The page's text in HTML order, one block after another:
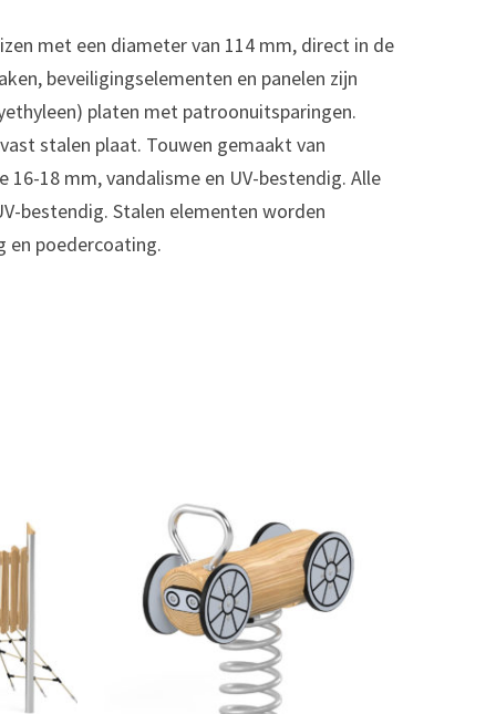
met een diameter van 114 mm, direct in de
beveiligingselementen en panelen zijn
platen met patroonuitsparingen.
stalen plaat. Touwen gemaakt van
18 mm, vandalisme en UV-bestendig. Alle
bestendig. Stalen elementen worden
en poedercoating.